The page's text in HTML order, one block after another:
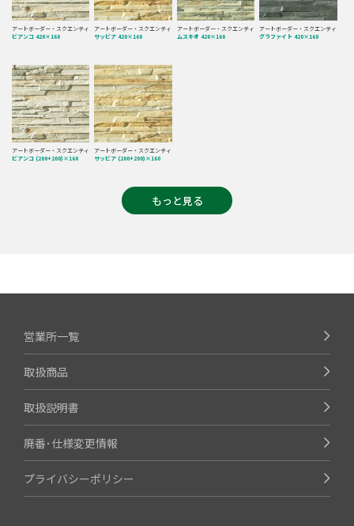
アートボーダー・スクエンティ
ビアンコ 420×160
アートボーダー・スクエンティ
サッビア 420×160
アートボーダー・スクエンティ
ムスキオ 420×160
アートボーダー・スクエンティ
グラファイト 420×160
アートボーダー・スクエンティ
ビアンコ (200+200)×160
アートボーダー・スクエンティ
サッビア (200+200)×160
もっと見る
営業所一覧
取扱商品
取扱説明書
廃番･仕様変更情報
プライバシーポリシー